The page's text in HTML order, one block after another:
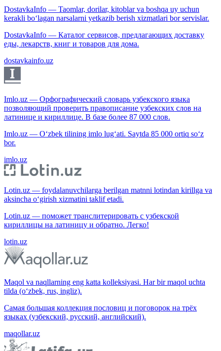
DostavkaInfo — Taomlar, dorilar, kitoblar va boshqa uy uchun
kerakli bo‘lagan narsalarni yetkazib berish xizmatlari bor servislar.
DostavkaInfo — Каталог сервисов, предлагающих доставку
еды, лекарств, книг и товаров для дома.
dostavkainfo.uz
Imlo.uz — Орфографический словарь узбекского языка
позволяющий проверить правописание узбекских слов на
латинице и кириллице. В базе более 87 000 слов.
Imlo.uz — O‘zbek tilining imlo lug‘ati. Saytda 85 000 ortiq so‘z
bor.
imlo.uz
Lotin.uz — foydalanuvchilarga berilgan matnni lotindan kirillga va
aksincha o‘girish xizmatini taklif etadi.
Lotin.uz — поможет транслитерировать с узбекской
кириллицы на латиницу и обратно. Легко!
lotin.uz
Maqol va naqllarning eng katta kolleksiyasi. Har bir maqol uchta
tilda (o‘zbek, rus, ingliz).
Самая большая коллекция пословиц и поговорок на трёх
языках (узбекский, русский, английский).
maqollar.uz